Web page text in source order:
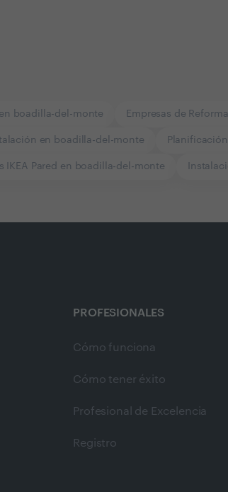
boadilla-del-monte Empresas de
en boadilla-del-monte
IKEA Pared en boadilla-del-monte
PROFESIONALES
Cómo funciona
Cómo tener éxito
Profesional de Excelencia
Registro